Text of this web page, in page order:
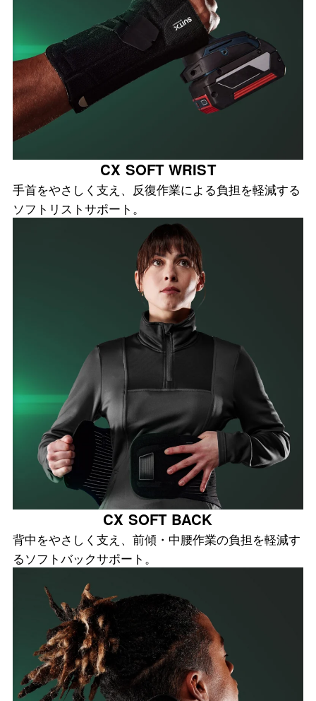
CX SOFT WRIST
手首をやさしく支え、反復作業による負担を軽減する
ソフトリストサポート。
CX SOFT BACK
背中をやさしく支え、前傾・中腰作業の負担を軽減す
るソフトバックサポート。